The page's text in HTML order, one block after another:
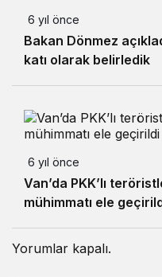
6 yıl önce
Bakan Dönmez
katı olarak belirledik
6 yıl önce
Van’da PKK’lı
mühimmatı ele
Yorumlar kapalı.